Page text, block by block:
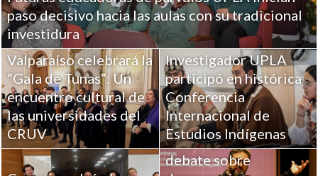
paso decisivo hacia las aulas con su tradicional
investidura
Valparaíso celebrará la
“Gala de Tunas”: Un
encuentro cultural de
las universidades del
CRUV
Investigador UPLA
participó en histórica
Conferencia
Internacional de
Estudios Indígenas
UPLA aportó al
debate sobre